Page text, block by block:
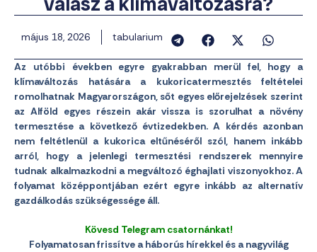
május 18, 2026 tabularium
Az utóbbi években egyre gyakrabban merül fel, hogy a
klímaváltozás hatására a kukoricatermesztés feltételei
romolhatnak Magyarországon, sőt egyes előrejelzések szerint
az Alföld egyes részein akár vissza is szorulhat a növény
termesztése a következő évtizedekben. A kérdés azonban
nem feltétlenül a kukorica eltűnéséről szól, hanem inkább
arról, hogy a jelenlegi termesztési rendszerek mennyire
tudnak alkalmazkodni a megváltozó éghajlati viszonyokhoz. A
folyamat középpontjában ezért egyre inkább az alternatív
gazdálkodás szükségessége áll.
Kövesd Telegram csatornánkat!
Folyamatosan frissítve a háborús hírekkel és a nagyvilág